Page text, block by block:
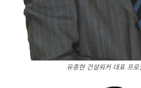
유종현 건설워커 대표 프